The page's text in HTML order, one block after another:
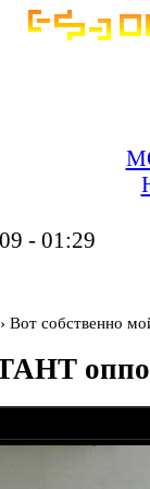
› Вот собственно
- 01:29